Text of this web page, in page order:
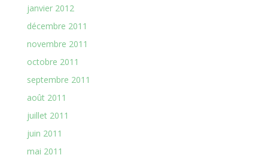
janvier 2012
décembre 2011
novembre 2011
octobre 2011
septembre 2011
août 2011
juillet 2011
juin 2011
mai 2011